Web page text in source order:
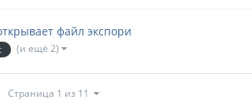
файл экспори
(и ещё 2)
Страница 1 из 11